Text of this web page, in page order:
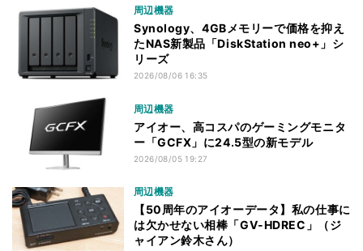
周辺機器
Synology、4GBメモリーで価格を抑え
たNAS新製品「DiskStation neo+」シ
リーズ
2026/08/06 16:35
周辺機器
アイオー、高コスパのゲーミングモニタ
ー「GCFX」に24.5型の新モデル
2026/08/05 19:27
周辺機器
【50周年のアイオーデータ】私の仕事に
は欠かせない相棒「GV-HDREC」（ジ
ャイアン鈴木さん）